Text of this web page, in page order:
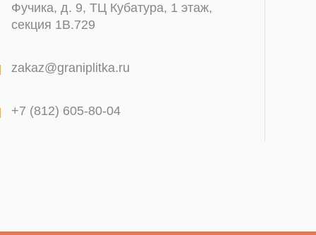
Фучика, д. 9, ТЦ Кубатура, 1 этаж,
секция 1В.729
zakaz@graniplitka.ru
+7 (812) 605-80-04